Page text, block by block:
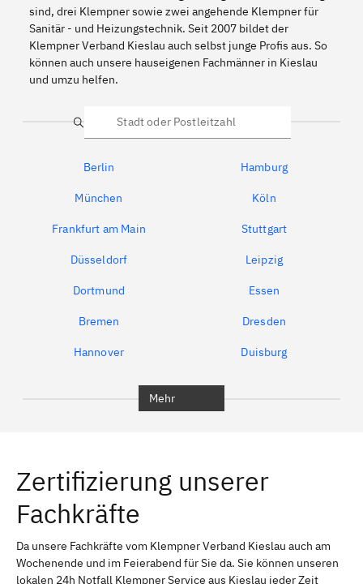
sind, drei Klempner sowie zwei angehende Klempner für
Sanitär - und Heizungstechnik. Seit 2007 bildet der
Klempner Verband Kieslau auch selbst junge Profis aus. So
können auch unsere hauseigenen Fachmänner in Kieslau
und umzu helfen.
Suche
Berlin Hamburg
München Köln
Frankfurt am Main Stuttgart
Düsseldorf Leipzig
Dortmund Essen
Bremen Dresden
Hannover Duisburg
Erlangen Bamberg
Bayreuth
Schweinfurt Passau
Mehr
Zertifizierung unserer
Fachkräfte
Da unsere Fachkräfte vom Klempner Verband Kieslau auch am
Wochenende und im Feierabend für Sie da. Sie können unseren
lokalen 24h Notfall Klempner Service aus Kieslau jeder Zeit